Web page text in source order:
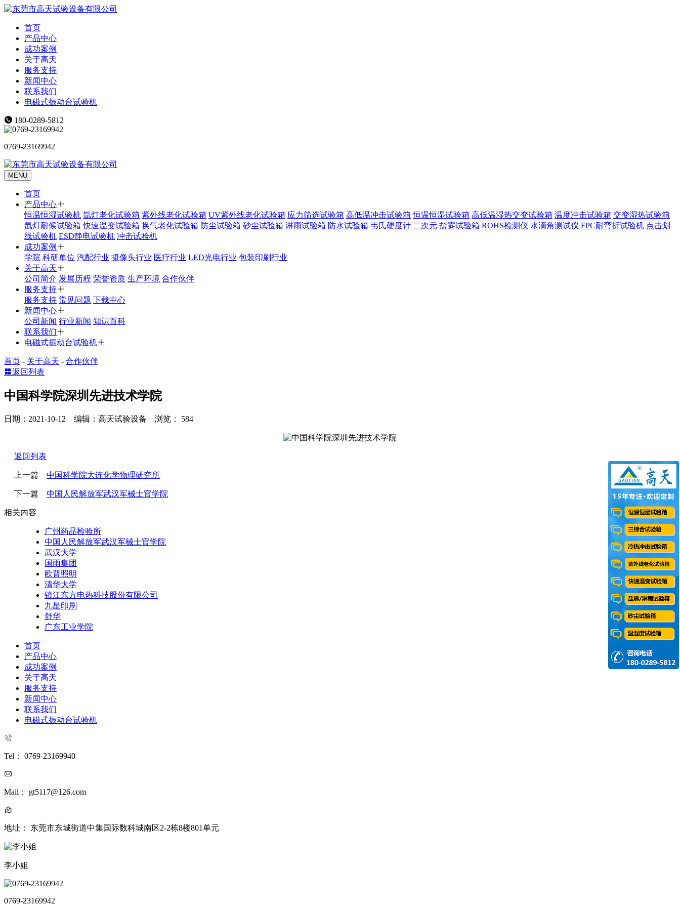
首页
产品中心
成功案例
关于高天
服务支持
新闻中心
联系我们
电磁式振动台试验机
180-0289-5812
0769-23169942
MENU
首页
产品中心
恒温恒湿试验机 氙灯老化试验箱 紫外线老化试验箱 UV紫外线老化试验箱 应力筛选试验箱 高低温冲击试验箱 恒温恒湿试验箱 高低温湿热交变试验箱 温度冲击试验箱 交变湿热试验箱
氙灯耐候试验箱 快速温变试验箱 换气老化试验箱 防尘试验箱 砂尘试验箱 淋雨试验箱 防水试验箱 韦氏硬度计 二次元 盐雾试验箱 ROHS检测仪 水滴角测试仪 FPC耐弯折试验机 点击划
线试验机 ESD静电试验机 冲击试验机
成功案例
学院 科研单位 汽配行业 摄像头行业 医疗行业 LED光电行业 包装印刷行业
关于高天
公司简介 发展历程 荣誉资质 生产环境 合作伙伴
服务支持
服务支持 常见问题 下载中心
新闻中心
公司新闻 行业新闻 知识百科
联系我们
电磁式振动台试验机
首页 - 关于高天 - 合作伙伴
返回列表
中国科学院深圳先进技术学院
日期：2021-10-12 编辑：高天试验设备 浏览： 584
返回列表
上一篇 中国科学院大连化学物理研究所
下一篇 中国人民解放军武汉军械士官学院
相关内容
广州药品检验所
中国人民解放军武汉军械士官学院
武汉大学
国雨集团
欧普照明
清华大学
镇江东方电热科技股份有限公司
九星印刷
舒华
广东工业学院
首页
产品中心
成功案例
关于高天
服务支持
新闻中心
联系我们
电磁式振动台试验机
Tel： 0769-23169940
Mail： gt5117@126.com
地址： 东莞市东城街道中集国际数科城南区2-2栋8楼801单元
李小姐
0769-23169942